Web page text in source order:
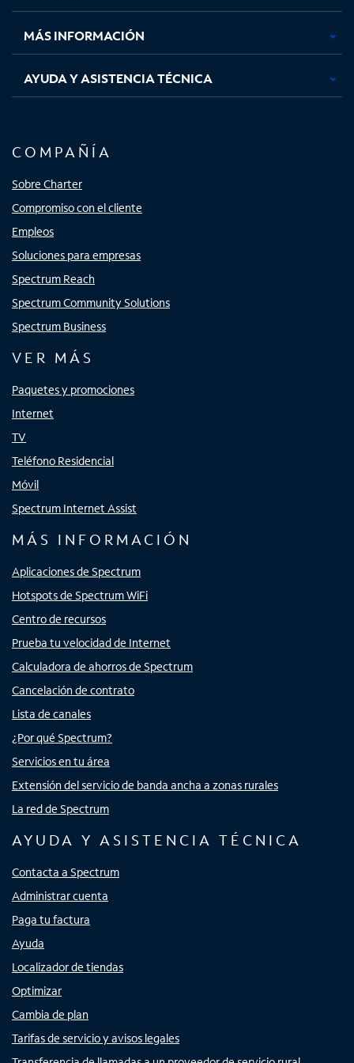
nuevanuevanuevanueva
MÁS INFORMACIÓN
AYUDA Y ASISTENCIA TÉCNICA
COMPAÑÍA
Sobre Charter
Compromiso con el cliente
Empleos
Soluciones para empresas
Spectrum Reach
Spectrum Community Solutions
Spectrum Business
VER MÁS
Paquetes y promociones
Internet
TV
Teléfono Residencial
Móvil
Spectrum Internet Assist
MÁS INFORMACIÓN
Aplicaciones de Spectrum
Hotspots de Spectrum WiFi
Centro de recursos
Prueba tu velocidad de Internet
Calculadora de ahorros de Spectrum
Cancelación de contrato
Lista de canales
¿Por qué Spectrum?
Servicios en tu área
Extensión del servicio de banda ancha a zonas rurales
La red de Spectrum
AYUDA Y ASISTENCIA TÉCNICA
Contacta a Spectrum
Administrar cuenta
Paga tu factura
Ayuda
Localizador de tiendas
Optimizar
Cambia de plan
Tarifas de servicio y avisos legales